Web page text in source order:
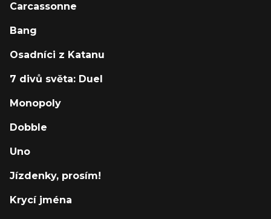
Carcassonne
Bang
Osadníci z Katanu
7 divů světa: Duel
Monopoly
Dobble
Uno
Jízdenky, prosím!
Krycí jména